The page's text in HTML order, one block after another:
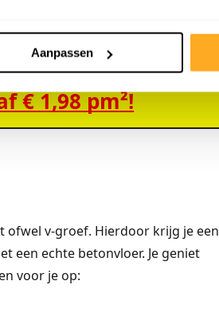
Aanpassen
€ 1,98 pm²!
ofwel v-groef. Hierdoor krijg je een
een echte betonvloer. Je geniet
voor je op: